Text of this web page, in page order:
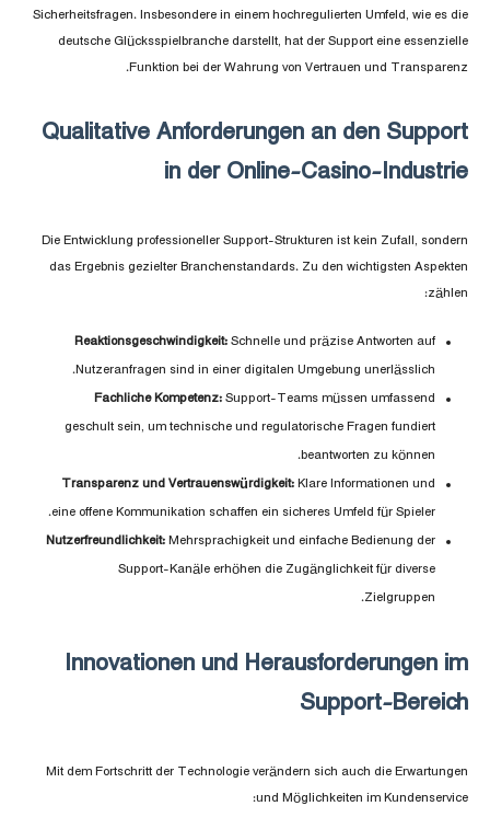
Sicherheitsfragen. Insbesondere in einem hochregulierten Umfeld, wie es die
deutsche Glücksspielbranche darstellt, hat der Support eine essenzielle
Funktion bei der Wahrung von Vertrauen und Transparenz.
Qualitative Anforderungen an den Support
in der Online-Casino-Industrie
Die Entwicklung professioneller Support-Strukturen ist kein Zufall, sondern
das Ergebnis gezielter Branchenstandards. Zu den wichtigsten Aspekten
zählen:
Reaktionsgeschwindigkeit: Schnelle und präzise Antworten auf
Nutzeranfragen sind in einer digitalen Umgebung unerlässlich.
Fachliche Kompetenz: Support-Teams müssen umfassend
geschult sein, um technische und regulatorische Fragen fundiert
beantworten zu können.
Transparenz und Vertrauenswürdigkeit: Klare Informationen und
eine offene Kommunikation schaffen ein sicheres Umfeld für Spieler.
Nutzerfreundlichkeit: Mehrsprachigkeit und einfache Bedienung der
Support-Kanäle erhöhen die Zugänglichkeit für diverse
Zielgruppen.
Innovationen und Herausforderungen im
Support-Bereich
Mit dem Fortschritt der Technologie verändern sich auch die Erwartungen
und Möglichkeiten im Kundenservice: